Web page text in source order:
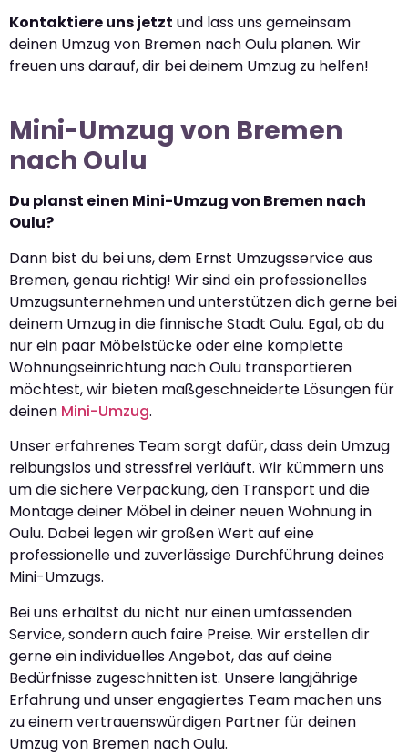
Kontaktiere uns jetzt und lass uns gemeinsam
deinen Umzug von Bremen nach Oulu planen. Wir
freuen uns darauf, dir bei deinem Umzug zu helfen!
Mini-Umzug von Bremen
nach Oulu
Du planst einen Mini-Umzug von Bremen nach
Oulu?
Dann bist du bei uns, dem Ernst Umzugsservice aus
Bremen, genau richtig! Wir sind ein professionelles
Umzugsunternehmen und unterstützen dich gerne bei
deinem Umzug in die finnische Stadt Oulu. Egal, ob du
nur ein paar Möbelstücke oder eine komplette
Wohnungseinrichtung nach Oulu transportieren
möchtest, wir bieten maßgeschneiderte Lösungen für
deinen Mini-Umzug.
Unser erfahrenes Team sorgt dafür, dass dein Umzug
reibungslos und stressfrei verläuft. Wir kümmern uns
um die sichere Verpackung, den Transport und die
Montage deiner Möbel in deiner neuen Wohnung in
Oulu. Dabei legen wir großen Wert auf eine
professionelle und zuverlässige Durchführung deines
Mini-Umzugs.
Bei uns erhältst du nicht nur einen umfassenden
Service, sondern auch faire Preise. Wir erstellen dir
gerne ein individuelles Angebot, das auf deine
Bedürfnisse zugeschnitten ist. Unsere langjährige
Erfahrung und unser engagiertes Team machen uns
zu einem vertrauenswürdigen Partner für deinen
Umzug von Bremen nach Oulu.